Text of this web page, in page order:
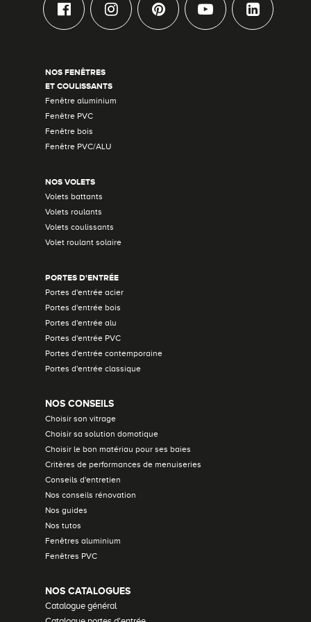
NOS FENÊTRES
ET COULISSANTS
Fenêtre aluminium
Fenêtre PVC
Fenêtre bois
Fenêtre PVC/ALU
NOS VOLETS
Volets battants
Volets roulants
Volets coulissants
Volet roulant solaire
PORTES D'ENTRÉE
Portes d'entrée acier
Portes d'entrée bois
Portes d'entrée alu
Portes d'entrée PVC
Portes d'entrée contemporaine
Portes d'entrée classique
NOS CONSEILS
Choisir son vitrage
Choisir sa solution domotique
Choisir le bon matériau pour ses baies
Critères de performances de menuiseries
Conseils d'entretien
Nos conseils rénovation
Nos guides
Nos tutos
Fenêtres aluminium
Fenêtres PVC
NOS CATALOGUES
Catalogue général